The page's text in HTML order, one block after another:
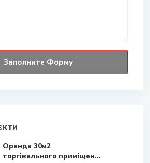
Оренда 30м2
торгівельного приміщен...